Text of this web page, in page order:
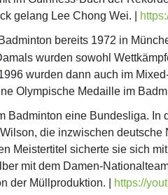
gelang Lee Chong Wei. |
bereits 1972 in
wurden sowohl
wurden dann auch im
Olympische Medaille im
Badminton eine Bundesliga. In
die inzwischen
Meistertitel sicherte sie sich
mit dem Damen-
der Müllproduktion. |
https://